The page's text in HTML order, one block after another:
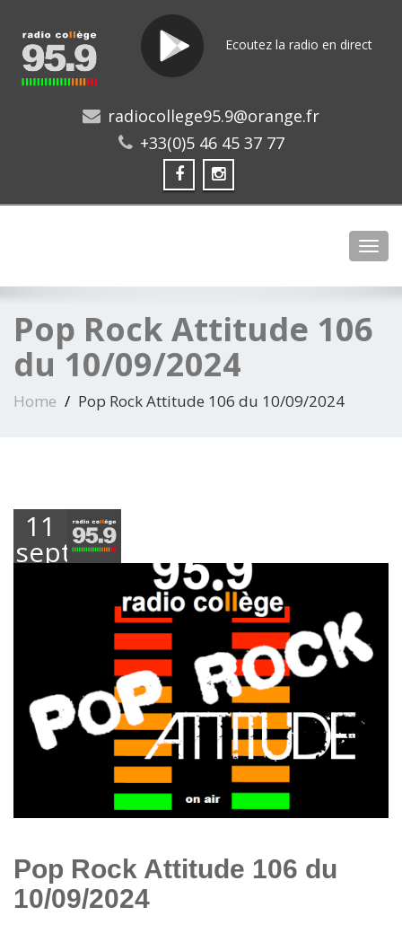
Ecoutez la radio en direct
radiocollege95.9@orange.fr
+33(0)5 46 45 37 77
Pop Rock Attitude 106
du 10/09/2024
Home Pop Rock Attitude 106 du 10/09/2024
11
septembre
Pop Rock Attitude 106 du
10/09/2024